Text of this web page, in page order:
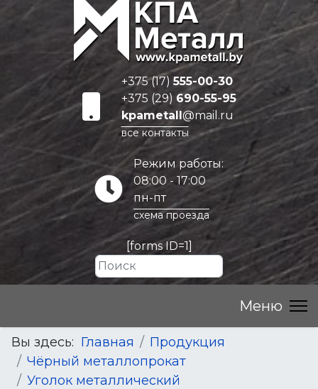
+375 (17)555-00-30
+375 (29) 690-55-95
kpametall@mail.ru
все контакты
Режим работы:
08:00 - 17:00
пн-пт
схема проезда
[forms ID=1]
Вы здесь: Главная
Продукция
Чёрный металлопрокат
Уголок металлический